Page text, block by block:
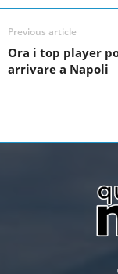
e
b
o
t
t
e
k
e
d
r
Previous article
Ora i top player
arrivare a Napoli